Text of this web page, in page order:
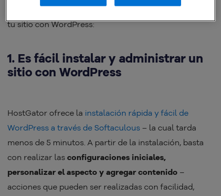
A continuación te presentamos 7 razones para crear
tu sitio con WordPress:
1. Es fácil instalar y administrar un
sitio con WordPress
HostGator ofrece la instalación rápida y fácil de
WordPress a través de Softaculous – la cual tarda
menos de 5 minutos. A partir de la instalación, basta
con realizar las configuraciones iniciales,
personalizar el aspecto y agregar contenido –
acciones que pueden ser realizadas con facilidad,